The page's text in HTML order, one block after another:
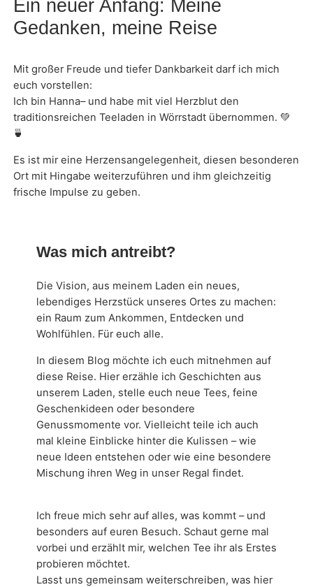
Ein neuer Anfang: Meine
Gedanken, meine Reise
Mit großer Freude und tiefer Dankbarkeit darf ich mich
euch vorstellen:
Ich bin Hanna– und habe mit viel Herzblut den
traditionsreichen Teeladen in Wörrstadt übernommen. 💚
🍵
Es ist mir eine Herzensangelegenheit, diesen besonderen
Ort mit Hingabe weiterzuführen und ihm gleichzeitig
frische Impulse zu geben.
Was mich antreibt?
Die Vision, aus meinem Laden ein neues,
lebendiges Herzstück unseres Ortes zu machen:
ein Raum zum Ankommen, Entdecken und
Wohlfühlen. Für euch alle.
In diesem Blog möchte ich euch mitnehmen auf
diese Reise. Hier erzähle ich Geschichten aus
unserem Laden, stelle euch neue Tees, feine
Geschenkideen oder besondere
Genussmomente vor. Vielleicht teile ich auch
mal kleine Einblicke hinter die Kulissen – wie
neue Ideen entstehen oder wie eine besondere
Mischung ihren Weg in unser Regal findet.
Ich freue mich sehr auf alles, was kommt – und
besonders auf euren Besuch. Schaut gerne mal
vorbei und erzählt mir, welchen Tee ihr als Erstes
probieren möchtet.
Lasst uns gemeinsam weiterschreiben, was hier